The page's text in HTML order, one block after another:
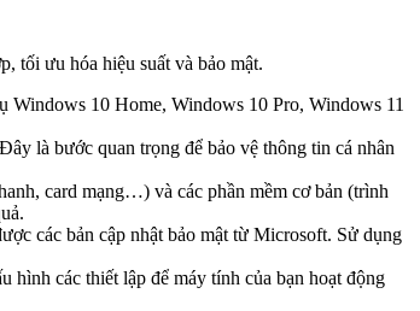
tối ưu hóa hiệu suất và bảo mật.
10 Home, Windows 10 Pro, Windows 11
là bước quan trọng để bảo vệ thông tin cá nhân
card mạng…) và các phần mềm cơ bản (trình
các bản cập nhật bảo mật từ Microsoft. Sử dụng
hình các thiết lập để máy tính của bạn hoạt động